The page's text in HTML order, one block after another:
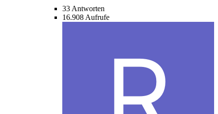
33 Antworten
16.908 Aufrufe